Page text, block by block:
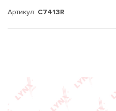
Артикул: C7413R